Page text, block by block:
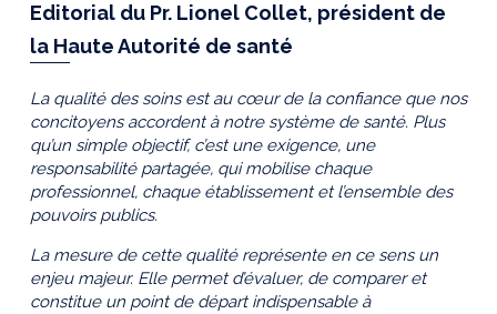
Editorial du Pr. Lionel Collet, président de
la Haute Autorité de santé
La qualité des soins est au cœur de la confiance que nos
concitoyens accordent à notre système de santé. Plus
qu’un simple objectif, c’est une exigence, une
responsabilité partagée, qui mobilise chaque
professionnel, chaque établissement et l’ensemble des
pouvoirs publics.
La mesure de cette qualité représente en ce sens un
enjeu majeur. Elle permet d’évaluer, de comparer et
constitue un point de départ indispensable à